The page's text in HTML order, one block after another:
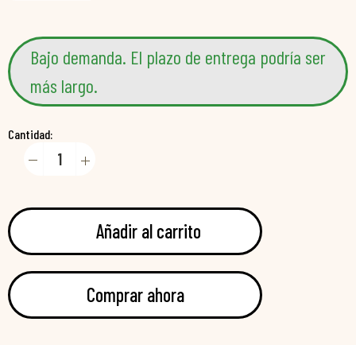
Bajo demanda. El plazo de entrega podría ser
más largo.
Cantidad:
Añadir al carrito
Comprar ahora